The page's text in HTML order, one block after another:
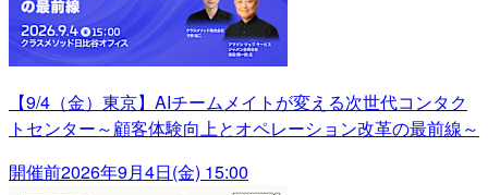
【9/4（金）東京】AIチームメイトが変える次世代コンタク
トセンター～顧客体験向上とオペレーション改革の最前線～
開催前2026年9月4日(金) 15:00